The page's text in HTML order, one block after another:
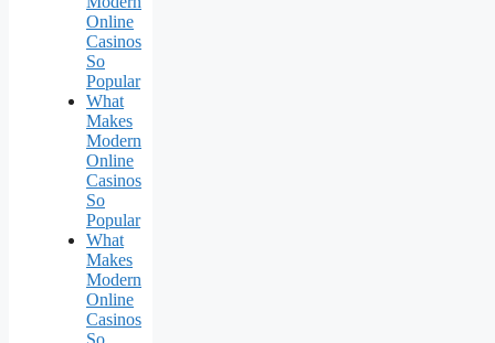
Online
Casinos
So
Popular
What
Makes
Modern
Online
Casinos
So
Popular
What
Makes
Modern
Online
Casinos